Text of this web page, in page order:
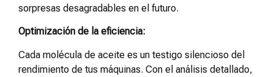
sorpresas desagradables en el futuro.
Optimización de la eficiencia:
Cada molécula de aceite es un testigo silencioso del
rendimiento de tus máquinas. Con el análisis detallado,